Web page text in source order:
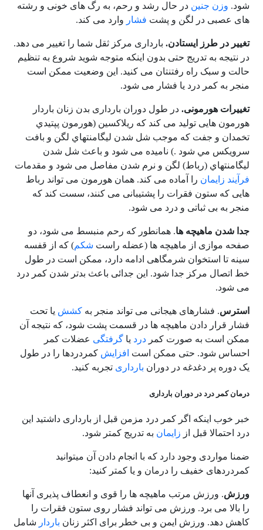
شود. وزن جنین در حال رشد و رحم، به رگ های خونی و رشته
های عصبی در لگن و پشت فشار وارد می کند.
تغییر در طرز ایستادن. بارداری مرکز ثقل شما را تغییر می دهد.
در نتیجه به تدریج حتی بدون اینکه متوجه شوید شروع به تنظیم
حالت و سبک راه رفتنتان می کنید. این وضعیت ممکن است
منجر به کمر درد یا فشار می شود.
تغییرات هورمونی.در طول دوران بارداری بدن زنان باردار
هورمون هایی تولید می کند که ريلاکسين (هورمون پپتيدي
تخمدان و جفت که موجب شل شدن ليگامنتهاي لگن و بافت
سرويکس مي شود .) نامیده می شود و باعث شل شدن
ليگامنتهاي (رباط) لگن و نرم شدن مفاصل می شود و مقدمات
فرآیند زایمان را آماده می کند. همان هورمون می تواند رباط
هایی که ستون فقرات را پشتیبانی می کنند، سست کند که
منجر به بی ثباتی و درد می شود.
جدا شدن ماهیچه ها. همانطور که رحم منبسط می شود، دو
صفحه موازی از ماهیچه ها (عضله راست شکم) که از قفسه
سینه تا استخوان شرمگاهی ادامه دارد، ممکن است در طول
خط اتصال مرکز جدا شود. این جدائی باعث بدتر شدن کمر درد
می شود.
استرس. فشارهای هیجانی می تواند منجر به کشش یا تحت
فشار قرار دادن ماهیچه ها در قسمت پشت شود، که نتیجه آن
ممکن است به صورت کمر درد یا گرفتگی عضلات کمر
احساس شود. حتی ممکن است افزایش کمردردها را در طول
یک دوره پر دغدغه در دوران بارداری تجربه کنید.
درمان کمر درد در دوران بارداری
خبر خوب اینکه اگر کمر درد مزمن قبل از بارداری داشتید این
درد احتمالا قبل از زایمان به تدریج کمتر شود.
ضمنا مواردی وجود دارد که با انجام دادن آن میتوانید
کمردردهای خفیف را درمان و یا کمتر کنید:
ورزش. ورزش مرتب ماهیچه ها را قوی و انعطاف پذیری آنها
را بالا می برد. ورزش می تواند فشار روی ستون فقرات را
کاهش دهد. ورزش ایمن و بی خطر برای اکثر زنان باردار شامل